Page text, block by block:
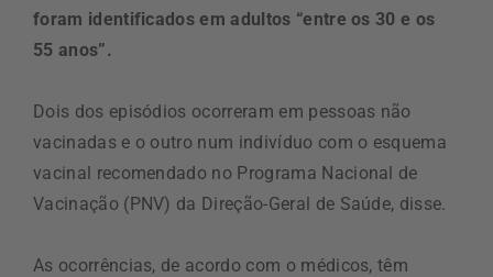
foram identificados em adultos “entre os 30 e os
55 anos”.
Dois dos episódios ocorreram em pessoas não
vacinadas e o outro num indivíduo com o esquema
vacinal recomendado no Programa Nacional de
Vacinação (PNV) da Direção-Geral de Saúde, disse.
As ocorrências, de acordo com o médicos, têm